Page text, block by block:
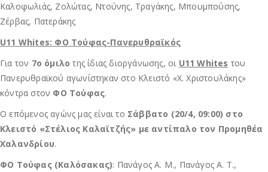
Καλοφωλιάς, Ζολώτας, Ντούνης, Τραγάκης, Μπουμπούσης,
Ζέρβας, Πατεράκης
U11 Whites: ΦΟ Τούφας-Πανερυθραϊκός
Για τον 7ο όμιλο της ίδιας διοργάνωσης, οι U11 Whites του
Πανερυθραϊκού αγωνίστηκαν στο Κλειστό «Χ. Χριστουλάκης»
κόντρα στον ΦΟ Τούφας.
Ο επόμενος αγώνς μας είναι το Σάββατο (20/4, 09:00) στο
Κλειστό «Στέλιος Καλαϊτζής» με αντίπαλο τον Προμηθέα
Χαλανδρίου.
ΦΟ Τούφας (Καλόσακας): Πανάγος Α. Μ., Πανάγος Α. Τ.,